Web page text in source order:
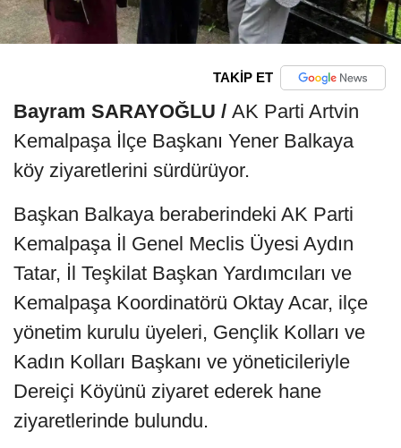
TAKİP ET
Bayram SARAYOĞLU / AK Parti Artvin
Kemalpaşa İlçe Başkanı Yener Balkaya
köy ziyaretlerini sürdürüyor.
Başkan Balkaya beraberindeki AK Parti
Kemalpaşa İl Genel Meclis Üyesi Aydın
Tatar, İl Teşkilat Başkan Yardımcıları ve
Kemalpaşa Koordinatörü Oktay Acar, ilçe
yönetim kurulu üyeleri, Gençlik Kolları ve
Kadın Kolları Başkanı ve yöneticileriyle
Dereiçi Köyünü ziyaret ederek hane
ziyaretlerinde bulundu.